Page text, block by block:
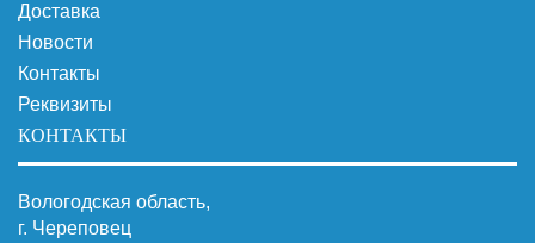
Доставка
Новости
Контакты
Реквизиты
КОНТАКТЫ
Вологодская область,
г. Череповец